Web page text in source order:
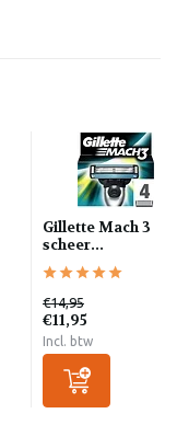
Gillette Mach 3
scheer...
€14,95
€11,95
Incl. btw